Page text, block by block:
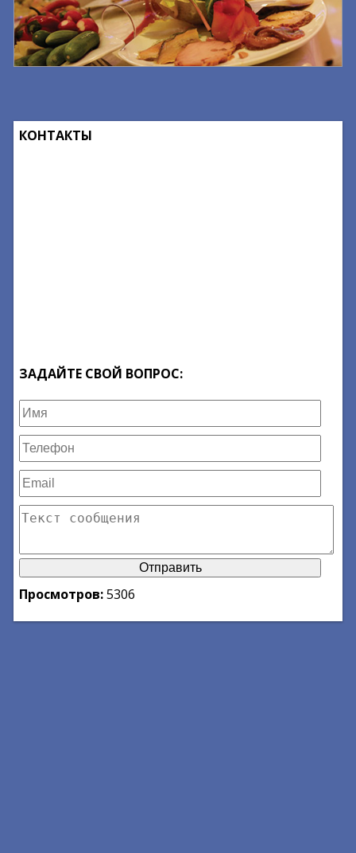
КОНТАКТЫ
ЗАДАЙТЕ СВОЙ ВОПРОС:
Просмотров:5306